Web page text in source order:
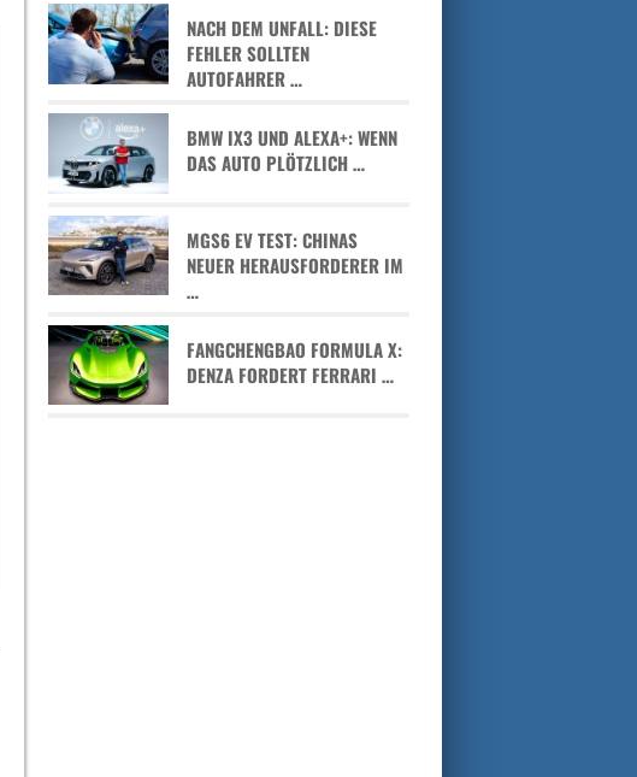
NACH DEM UNFALL: DIESE
FEHLER SOLLTEN
AUTOFAHRER …
BMW IX3 UND ALEXA+: WENN
DAS AUTO PLÖTZLICH …
MGS6 EV TEST: CHINAS
NEUER HERAUSFORDERER IM
…
FANGCHENGBAO FORMULA X:
DENZA FORDERT FERRARI …